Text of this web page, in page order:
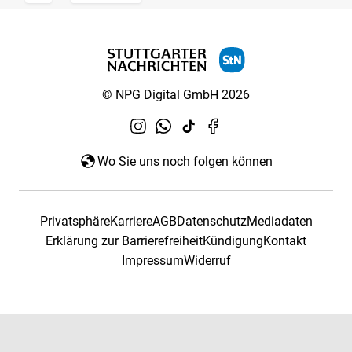
© NPG Digital GmbH 2026
Wo Sie uns noch folgen können
PrivatsphäreKarriereAGBDatenschutzMediadaten
Erklärung zur BarrierefreiheitKündigungKontakt
ImpressumWiderruf